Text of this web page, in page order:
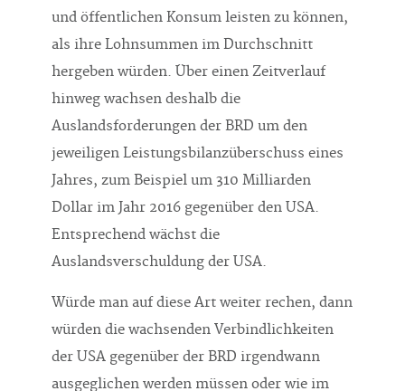
und öffentlichen Konsum leisten zu können,
als ihre Lohnsummen im Durchschnitt
hergeben würden. Über einen Zeitverlauf
hinweg wachsen deshalb die
Auslandsforderungen der BRD um den
jeweiligen Leistungsbilanzüberschuss eines
Jahres, zum Beispiel um 310 Milliarden
Dollar im Jahr 2016 gegenüber den USA.
Entsprechend wächst die
Auslandsverschuldung der USA.
Würde man auf diese Art weiter rechen, dann
würden die wachsenden Verbindlichkeiten
der USA gegenüber der BRD irgendwann
ausgeglichen werden müssen oder wie im